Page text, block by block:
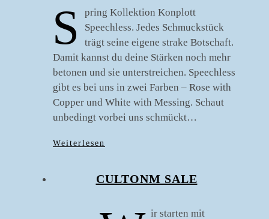
S
pring Kollektion Konplott
Speechless. Jedes Schmuckstück
trägt seine eigene strake Botschaft.
Damit kannst du deine Stärken noch mehr
betonen und sie unterstreichen. Speechless
gibt es bei uns in zwei Farben – Rose with
Copper und White with Messing. Schaut
unbedingt vorbei uns schmückt…
Weiterlesen
CULTONM SALE
ir starten mit